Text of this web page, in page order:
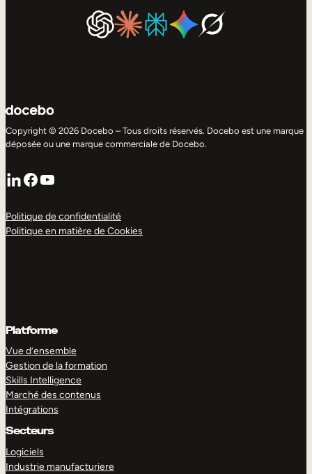
Copyright © 2026 Docebo – Tous droits réservés. Docebo est une marque
déposée ou une marque commerciale de Docebo.
LinkedIn
Facebook
YouTube
Politique de confidentialité
Politique en matière de Cookies
Platforme
Vue d’ensemble
Gestion de la formation
Skills Intelligence
Marché des contenus
Intégrations
Secteurs
Logiciels
Industrie manufacturiere